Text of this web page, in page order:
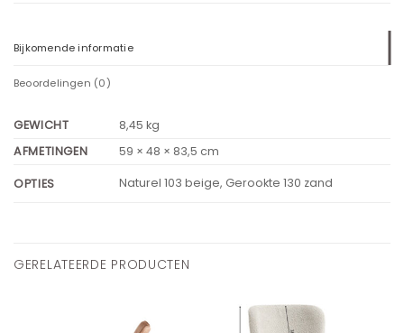
Bijkomende informatie
Beoordelingen (0)
GEWICHT
8,45 kg
AFMETINGEN
59 × 48 × 83,5 cm
OPTIES Naturel 103 beige, Gerookte 130 zand
GERELATEERDE PRODUCTEN